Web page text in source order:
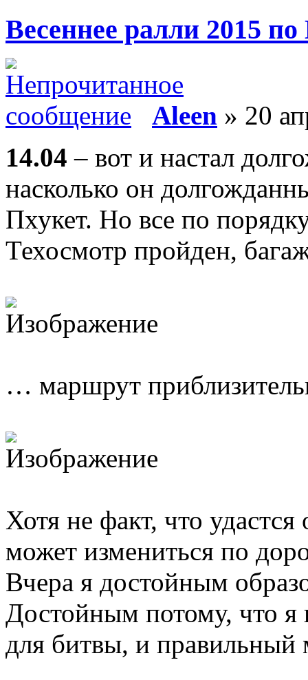
Весеннее ралли 2015
Aleen » 20
14.04– вот и настал
насколько он
Пхукет. Но все по
Техосмотр пройден,
… маршрут
Хотя не факт, что
может измениться по
Вчера я достойным
Достойным потому, что я
для битвы, и правильный